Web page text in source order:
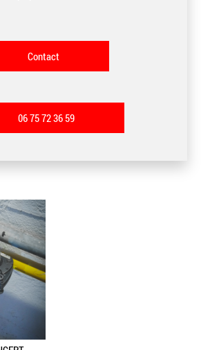
Contact
06 75 72 36 59